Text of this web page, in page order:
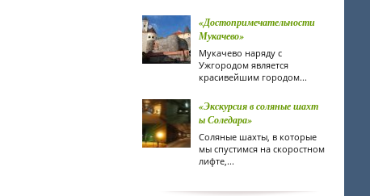
«Достопримечательности
Мукачево»
Мукачево наряду с
Ужгородом является
красивейшим городом...
«Экскурсия в соляные шахт
ы Соледара»
Соляные шахты, в которые
мы спустимся на скоростном
лифте,...